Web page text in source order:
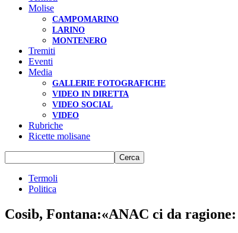
Molise
CAMPOMARINO
LARINO
MONTENERO
Tremiti
Eventi
Media
GALLERIE FOTOGRAFICHE
VIDEO IN DIRETTA
VIDEO SOCIAL
VIDEO
Rubriche
Ricette molisane
Termoli
Politica
Cosib, Fontana:«ANAC ci da